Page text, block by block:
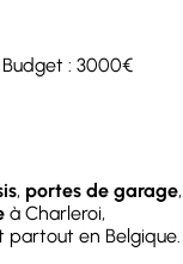
Budget : 3000€
, portes de garage,
à Charleroi,
partout en Belgique.